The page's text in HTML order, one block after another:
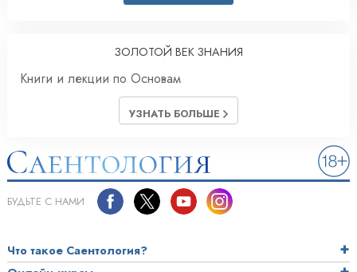
ЗОЛОТОЙ ВЕК ЗНАНИЯ
Книги и лекции по Основам
УЗНАТЬ БОЛЬШЕ
БУДЬТЕ С НАМИ
Что такое Саентология?